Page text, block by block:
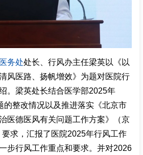
医务处处长、行风办主任梁英以《以
风医路、扬帆增效》为题对医院行
。梁英处长结合医学部2025年
的整改情况以及推进落实《北京市
医德医风有关问题工作方案》（京
求，汇报了医院2025年行风工作
步行风工作重点和要求。并对2026